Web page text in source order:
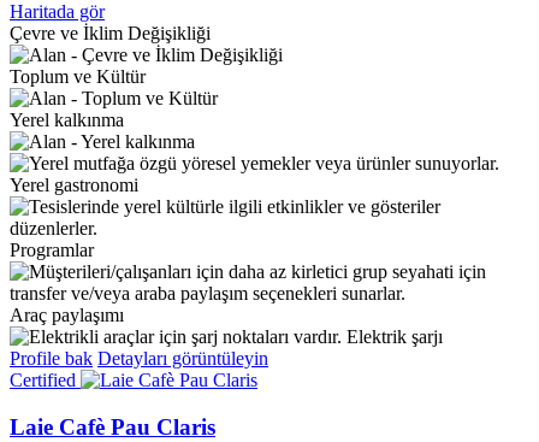
Haritada gör
Çevre ve İklim Değişikliği
Toplum ve Kültür
Yerel kalkınma
Yerel gastronomi
Programlar
Araç paylaşımı
Elektrik şarjı
Profile bak Detayları görüntüleyin
Certified
Laie Cafè Pau Claris